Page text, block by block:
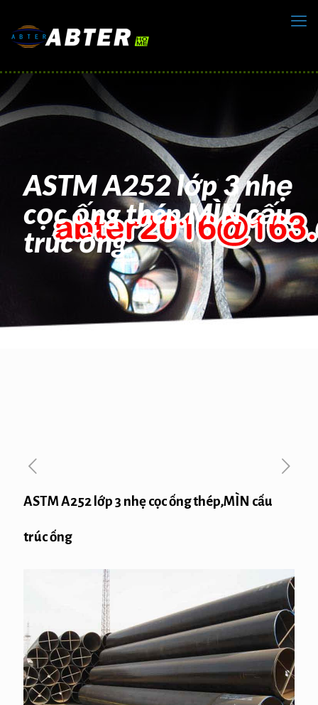
ASTM A252 lớp 3 nhẹ
cọc ống thép,MÌN cấu
trúc ống
ASTM A252 lớp 3 nhẹ cọc ống thép,MÌN cấu
trúc ống